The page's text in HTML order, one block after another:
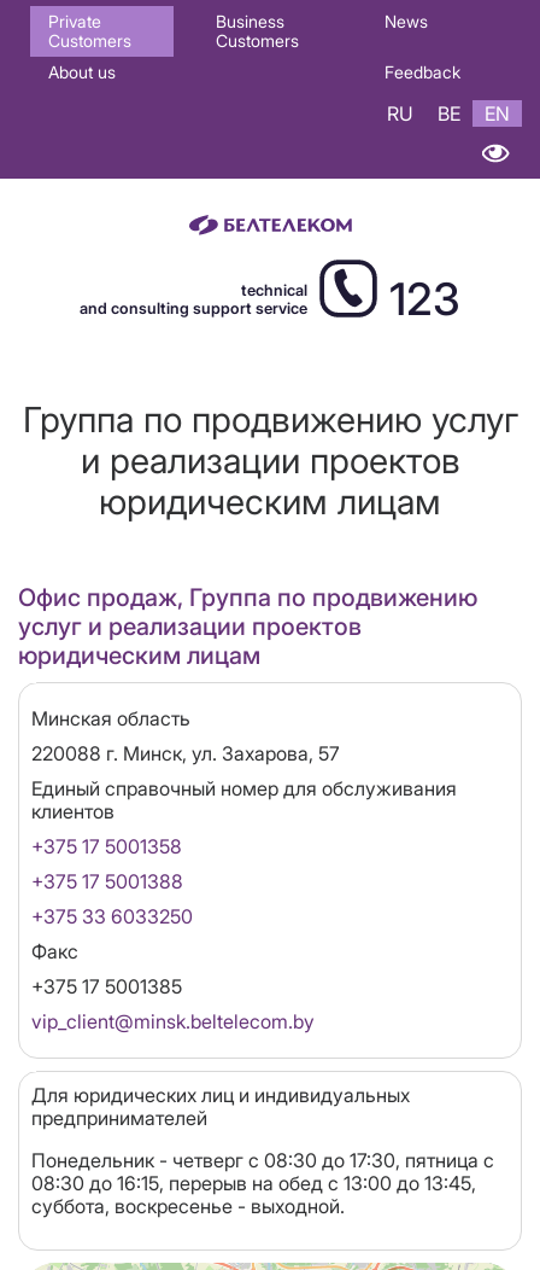
Основная
навигация
Private
Customers
Business
Customers
News
About us Feedback
RU BE EN
technical
and consulting support service
123
Группа по продвижению услуг
и реализации проектов
юридическим лицам
Офис продаж, Группа по продвижению
услуг и реализации проектов
юридическим лицам
Область
Минская область
Адрес
220088 г. Минск, ул. Захарова, 57
Единый справочный номер для обслуживания
клиентов
+375 17 5001358
+375 17 5001388
+375 33 6033250
Факс
+375 17 5001385
Email
vip_client@minsk.beltelecom.by
Для юридических лиц и индивидуальных
предпринимателей
Понедельник - четверг с 08:30 до 17:30, пятница с
08:30 до 16:15, перерыв на обед с 13:00 до 13:45,
суббота, воскресенье - выходной.